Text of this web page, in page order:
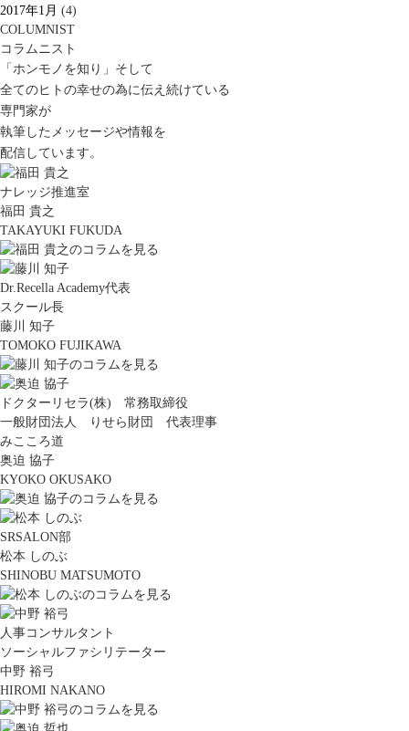
2017年1月 (4)
COLUMNIST
コラムニスト
「ホンモノを知り」そして
全てのヒトの幸せの為に伝え続けている
専門家が
執筆したメッセージや情報を
配信しています。
ナレッジ推進室
福田 貴之
TAKAYUKI FUKUDA
Dr.Recella Academy代表
スクール長
藤川 知子
TOMOKO FUJIKAWA
ドクターリセラ(株) 常務取締役
一般財団法人 りせら財団 代表理事
みこころ道
奥迫 協子
KYOKO OKUSAKO
SRSALON部
松本 しのぶ
SHINOBU MATSUMOTO
人事コンサルタント
ソーシャルファシリテーター
中野 裕弓
HIROMI NAKANO